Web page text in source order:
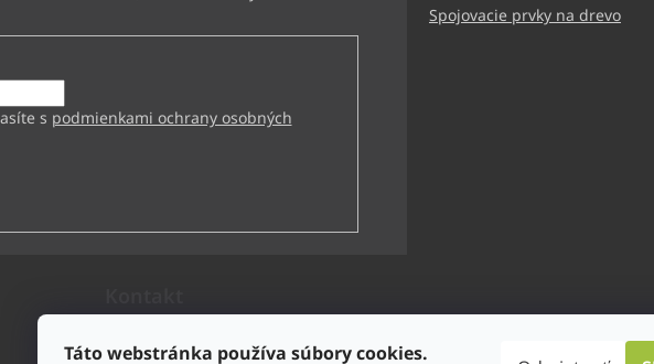
Táto webstránka používa súbory cookies.
s podmienkami ochrany osobných
Spojovacie prvky na drevo
bbtechnik
bbtechnik.sk